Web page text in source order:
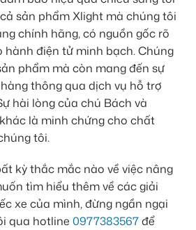
sản phẩm Xlight mà chúng tôi
chính hãng, có nguồn gốc rõ
hành điện tử minh bạch. Chúng
phẩm mà còn mang đến sự
thông qua dịch vụ hỗ trợ
hài lòng của chú Bách và
là minh chứng cho chất
tôi.
kỳ thắc mắc nào về việc nâng
tìm hiểu thêm về các giải
xe của mình, đừng ngần ngại
qua hotline 0977383567để